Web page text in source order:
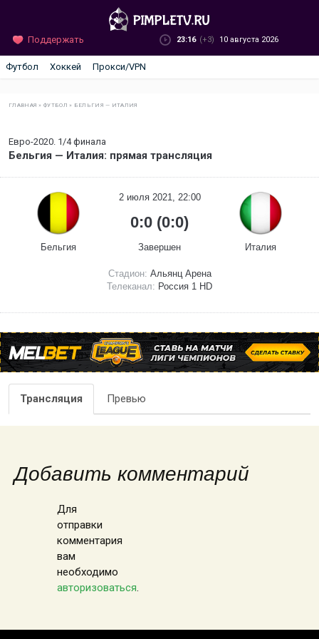
Поддержать 23:16 (+3) 10 августа 2026
Футбол Хоккей Прокси/VPN
ГЛАВНАЯ »ФУТБОЛ » БЕЛЬГИЯ — ИТАЛИЯ
Евро-2020. 1/4 финала
Бельгия — Италия: прямая трансляция
Бельгия
2 июля 2021, 22:00
0:0 (0:0)
Завершен Италия
Стадион: Альянц Арена
Телеканал: Россия 1 HD
Трансляция Превью
Добавить комментарий
Для
отправки
комментария
вам
необходимо
авторизоваться.